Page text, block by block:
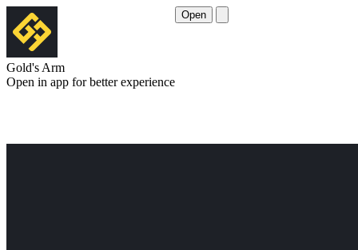
Gold's Arm
Open in app for better experience
Open